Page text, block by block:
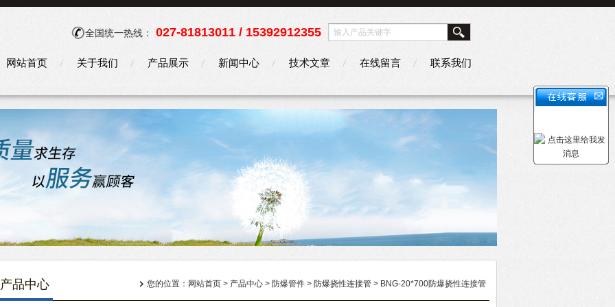
全国统一热线： 027-81813011 / 15392912355
网站首页 关于我们 产品展示 新闻中心 技术文章 在线留言 联系我们
产品中心 您的位置： 网站首页 > 产品中心 > 防爆管件 > 防爆挠性连接管 > BNG-20*700防爆挠性连接管